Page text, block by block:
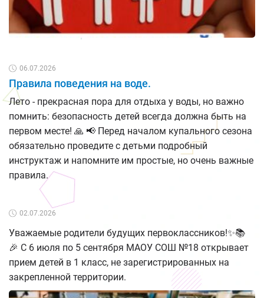
06.07.2026
Правила поведения на воде.
Лето - прекрасная пора для отдыха у воды, но важно
помнить: безопасность детей всегда должна быть на
первом месте! 🙏 📢 Перед началом купального сезона
обязательно проведите с детьми подробный
инструктаж и напомните им простые, но очень важные
правила.
02.07.2026
Уважаемые родители будущих первоклассников!✨📚
🎉 С 6 июля по 5 сентября МАОУ СОШ №18 открывает
прием детей в 1 класс, не зарегистрированных на
закрепленной территории.